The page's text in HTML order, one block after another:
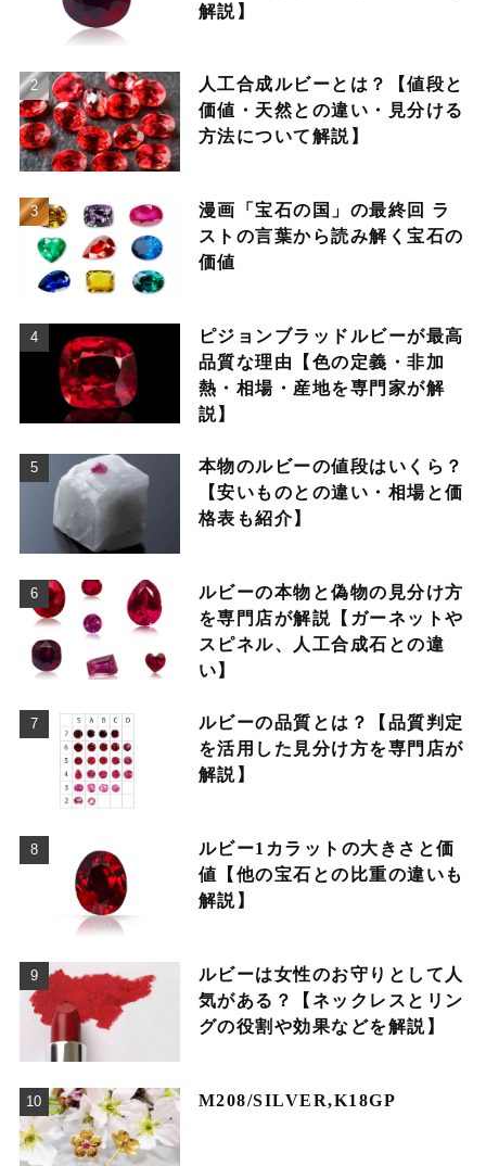
解説】
人工合成ルビーとは？【値段と
価値・天然との違い・見分ける
方法について解説】
漫画「宝石の国」の最終回 ラ
ストの言葉から読み解く宝石の
価値
ピジョンブラッドルビーが最高
品質な理由【色の定義・非加
熱・相場・産地を専門家が解
説】
本物のルビーの値段はいくら？
【安いものとの違い・相場と価
格表も紹介】
ルビーの本物と偽物の見分け方
を専門店が解説【ガーネットや
スピネル、人工合成石との違
い】
ルビーの品質とは？【品質判定
を活用した見分け方を専門店が
解説】
ルビー1カラットの大きさと価
値【他の宝石との比重の違いも
解説】
ルビーは女性のお守りとして人
気がある？【ネックレスとリン
グの役割や効果などを解説】
M208/SILVER,K18GP